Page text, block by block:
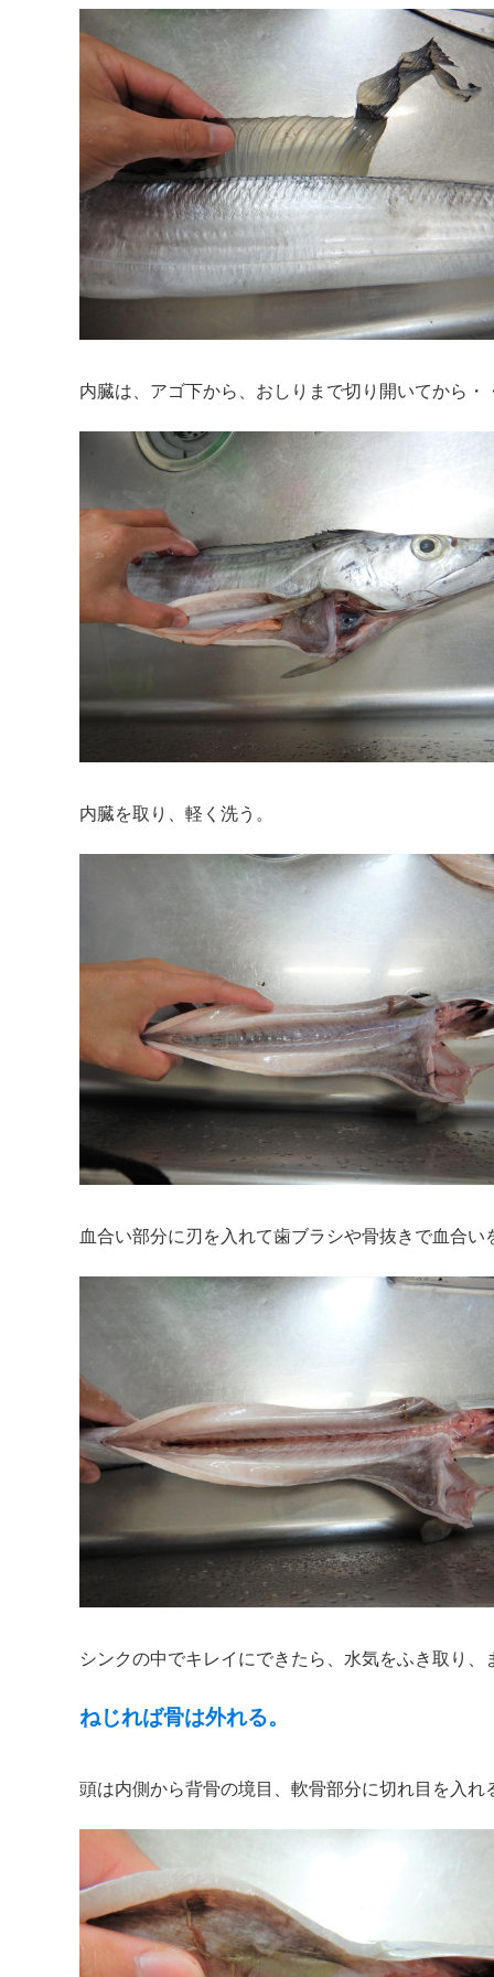
内臓は、アゴ下から、おしりまで切り開いてから・
内臓を取り、軽く洗う。
血合い部分に刃を入れて歯ブラシや骨抜きで血合い
シンクの中でキレイにできたら、水気をふき取り、
ねじれば骨は外れる。
頭は内側から背骨の境目、軟骨部分に切れ目を入れ